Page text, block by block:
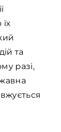
та
разі,